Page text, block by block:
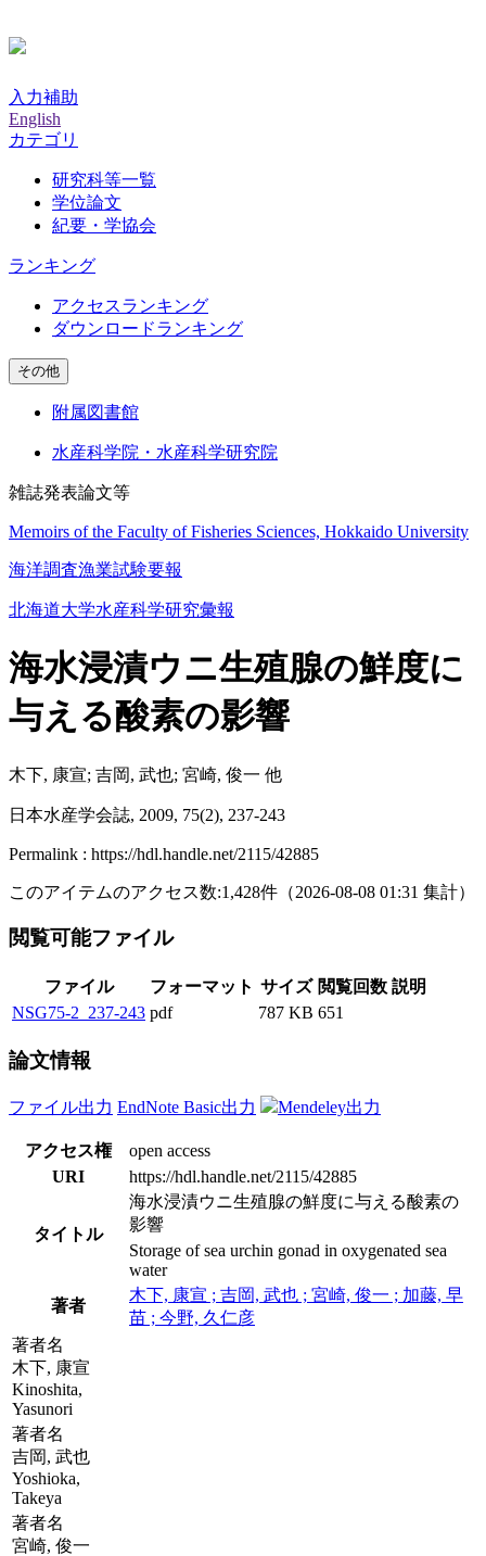
入力補助
English
カテゴリ
研究科等一覧
学位論文
紀要・学協会
ランキング
アクセスランキング
ダウンロードランキング
その他
附属図書館
水産科学院・水産科学研究院
雑誌発表論文等
Memoirs of the Faculty of Fisheries Sciences, Hokkaido University
海洋調査漁業試験要報
北海道大学水産科学研究彙報
海水浸漬ウニ生殖腺の鮮度に
与える酸素の影響
木下, 康宣; 吉岡, 武也; 宮崎, 俊一 他
日本水産学会誌, 2009, 75(2), 237-243
Permalink : https://hdl.handle.net/2115/42885
このアイテムのアクセス数:1,428件 （2026-08-08 01:31 集計）
閲覧可能ファイル
ファイル フォーマット サイズ 閲覧回数 説明
NSG75-2_237-243 pdf 787 KB 651
論文情報
ファイル出力 EndNote Basic出力 Mendeley出力
アクセス権
open access
URI
https://hdl.handle.net/2115/42885
タイトル
海水浸漬ウニ生殖腺の鮮度に与える酸素の
影響
Storage of sea urchin gonad in oxygenated sea
water
著者
木下, 康宣 ; 吉岡, 武也 ; 宮崎, 俊一 ; 加藤, 早
苗 ; 今野, 久仁彦
著者名
木下, 康宣
Kinoshita,
Yasunori
著者名
吉岡, 武也
Yoshioka,
Takeya
著者名
宮崎, 俊一